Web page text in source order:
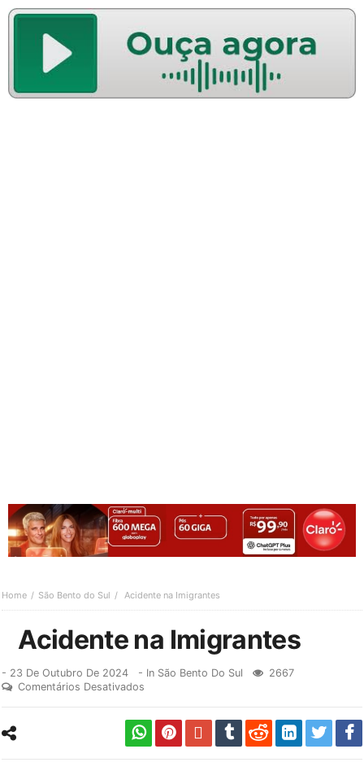
Home São Bento do Sul Acidente na Imigrantes
Acidente na Imigrantes
- 23 De Outubro De 2024 - In São Bento Do Sul
2667
Comentários Desativados